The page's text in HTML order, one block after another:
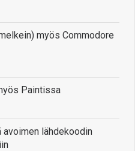
myös Commodore
Paintissa
avoimen lähdekoodin